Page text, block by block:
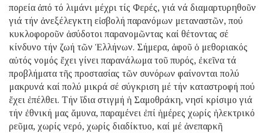
πορεία ἀπό τό λιμάνι μέχρι τίς Φερές, γιά νά διαμαρτυρηθοῦν
γιά τήν ἀνεξέλεγκτη εἰσβολή παρανόμων μεταναστῶν, πού
κυκλοφοροῦν ἀσύδοτοι παρανομῶντας καί θέτοντας σέ
κίνδυνο τήν ζωή τῶν Ἑλλήνων. Σήμερα, ἀφοῦ ὁ μεθοριακός
αὐτός νομός ἔχει γίνει παρανάλωμα τοῦ πυρός, ἐκεῖνα τά
προβλήματα τῆς προστασίας τῶν συνόρων φαίνονται πολύ
μακρυνά καί πολύ μικρά σέ σύγκριση μέ τήν καταστροφή πού
ἔχει ἐπέλθει. Τήν ἴδια στιγμή ἡ Σαμοθράκη, νησί κρίσιμο γιά
τήν ἐθνική μας ἄμυνα, παραμένει ἐπί ἡμέρες χωρίς ἠλεκτρικό
ρεῦμα, χωρίς νερό, χωρίς διαδίκτυο, καί μέ ἀνεπαρκῆ